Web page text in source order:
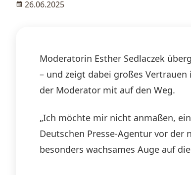
26.06.2025
Moderatorin Esther Sedlaczek
– und zeigt dabei großes
der Moderator mit auf den Weg.
„Ich möchte mir nicht anmaßen,
Deutschen Presse-Agentur vor der
besonders wachsames Auge auf